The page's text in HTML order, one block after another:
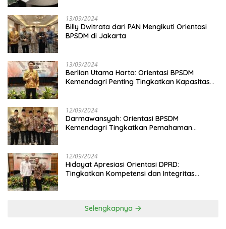
13/09/2024
Billy Dwitrata dari PAN Mengikuti Orientasi
BPSDM di Jakarta
13/09/2024
Berlian Utama Harta: Orientasi BPSDM
Kemendagri Penting Tingkatkan Kapasitas
12/09/2024
Darmawansyah: Orientasi BPSDM
Kemendagri Tingkatkan Pemahaman
12/09/2024
Hidayat Apresiasi Orientasi DPRD:
Tingkatkan Kompetensi dan Integritas
Selengkapnya